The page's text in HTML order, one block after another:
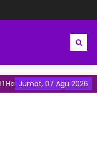
Jumat, 07 Agu 2026
| Madrasah Maju